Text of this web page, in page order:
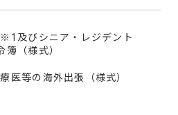
及びシニア・レジデント
（様式）
医等の海外出張（様式）